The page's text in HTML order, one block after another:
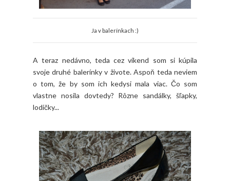
Ja v balerínkach :)
A teraz nedávno, teda cez víkend som si kúpila
svoje druhé balerínky v živote. Aspoň teda neviem
o tom, že by som ich kedysi mala viac. Čo som
vlastne nosila dovtedy? Rôzne sandálky, šľapky,
lodičky...